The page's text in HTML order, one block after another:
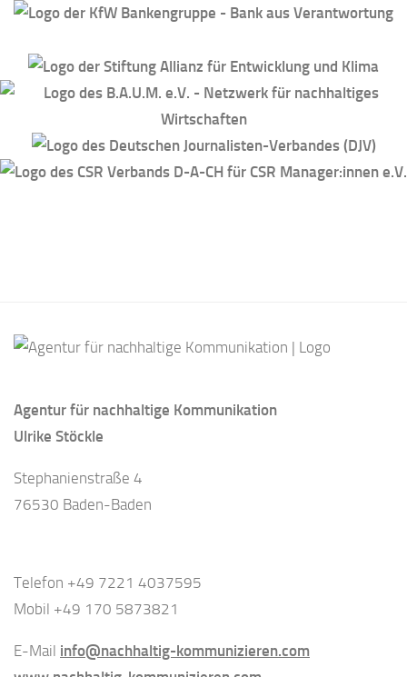
Agentur für nachhaltige Kommunikation
Ulrike Stöckle
Stephanienstraße 4
76530 Baden-Baden
Telefon +49 7221 4037595
Mobil +49 170 5873821
E-Mail info@nachhaltig-kommunizieren.com